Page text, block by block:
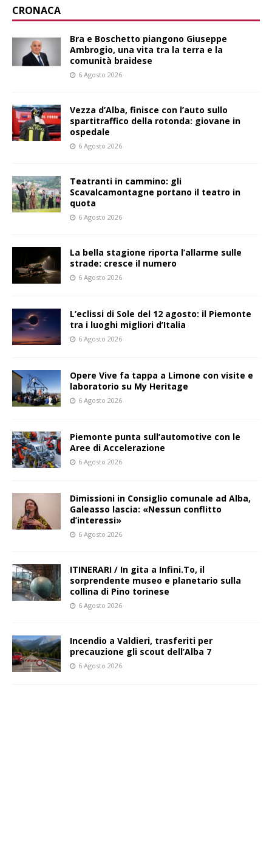
CRONACA
Bra e Boschetto piangono Giuseppe
Ambrogio, una vita tra la terra e la
comunità braidese
6 Agosto 2026
Vezza d’Alba, finisce con l’auto sullo
spartitraffico della rotonda: giovane in
ospedale
6 Agosto 2026
Teatranti in cammino: gli
Scavalcamontagne portano il teatro in
quota
6 Agosto 2026
La bella stagione riporta l’allarme sulle
strade: cresce il numero
6 Agosto 2026
L’eclissi di Sole del 12 agosto: il Piemonte
tra i luoghi migliori d’Italia
6 Agosto 2026
Opere Vive fa tappa a Limone con visite e
laboratorio su My Heritage
6 Agosto 2026
Piemonte punta sull’automotive con le
Aree di Accelerazione
6 Agosto 2026
Dimissioni in Consiglio comunale ad Alba,
Galeasso lascia: «Nessun conflitto
d’interessi»
6 Agosto 2026
ITINERARI / In gita a Infini.To, il
sorprendente museo e planetario sulla
collina di Pino torinese
6 Agosto 2026
Incendio a Valdieri, trasferiti per
precauzione gli scout dell’Alba 7
6 Agosto 2026